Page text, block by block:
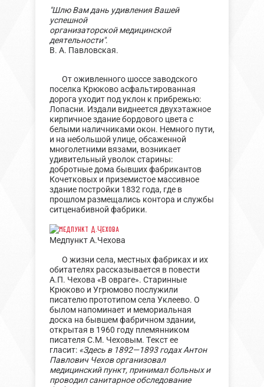
"Шлю Вам дань удивления Вашей
успешной
организаторской медицинской
деятельности".
В. А. Павловская.
От оживленного шоссе заводского
поселка Крюково асфальтированная
дорога уходит под уклон к прибрежью:
Лопасни. Издали виднеется двухэтажное
кирпичное здание бордового цвета с
белыми наличниками окон. Немного пути,
и на небольшой улице, обсаженной
многолетними вязами, возникает
удивительный уволок старины:
добротные дома бывших фабрикантов
Кочетковых и приземистое массивное
здание постройки 1832 года, где в
прошлом размещались контора и службы
ситценабивной фабрики.
Медпункт А.Чехова
О жизни села, местных фабриках и их
обитателях рассказывается в повести
А.П. Чехова «В овраге». Старинные
Крюково и Угрюмово послужили
писателю прототипом села Уклеево. О
былом напоминает и мемориальная
доска на бывшем фабричном здании,
открытая в 1960 году племянником
писателя С.М. Чеховым. Текст ее
гласит: «Здесь в 1892—1893 годах Антон
Павлович Чехов организовал
медицинский пункт, принимал больных и
проводил санитарное обследование